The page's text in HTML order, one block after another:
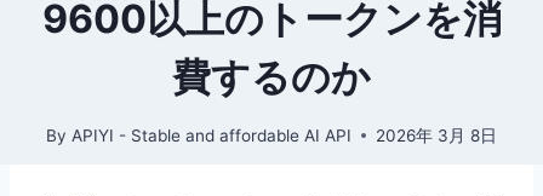
9600以上のトークンを消
費するのか
By APIYI - Stable and affordable AI API 2026年 3月 8日